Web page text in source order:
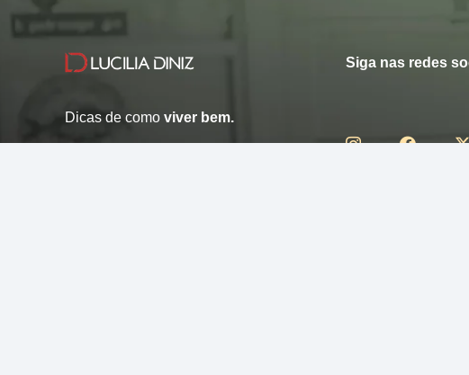
Dicas de como viver bem.
Siga nas redes